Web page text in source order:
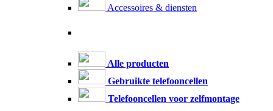
Accessoires & diensten
Alle producten
Gebruikte telefooncellen
Telefooncellen voor zelfmontage